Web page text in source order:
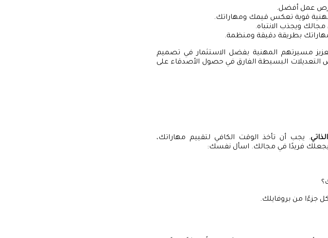
عمل أفضل.
قوية تعكس قيمك ومهاراتك.
ويجذب الانتباه.
بطريقة دقيقة ومنظمة.
مسيرتهم المهنية بفضل الاستثمار في تصميم
البسيطة الفارق في حصول الأصدقاء على
. يجب أن تأخذ الوقت الكافي لتقييم مهاراتك،
يجعلك فريدًا في مجالك. اسأل نفسك:
جزءًا من بروفايلك.